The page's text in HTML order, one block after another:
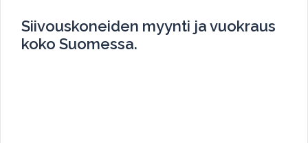
Siivouskoneiden myynti ja vuokraus
koko Suomessa.